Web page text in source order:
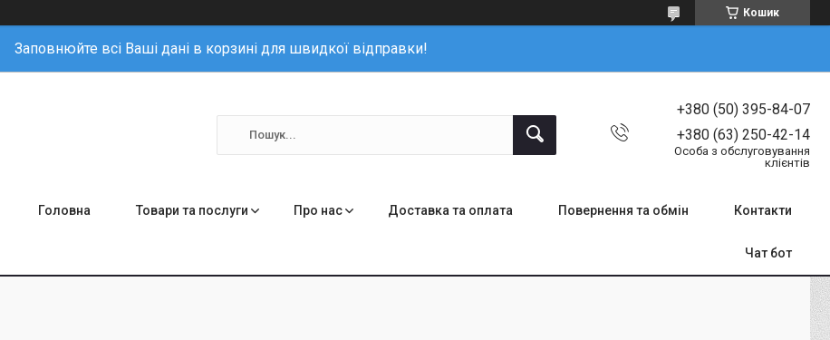
Кошик
Заповнюйте всі Ваші дані в корзині для швидкої відправки!
+380 (50) 395-84-07
+380 (63) 250-42-14
Особа з обслуговування
клієнтів
Головна Товари та послуги Про нас Доставка та оплата Повернення та обмін Контакти
Чат бот